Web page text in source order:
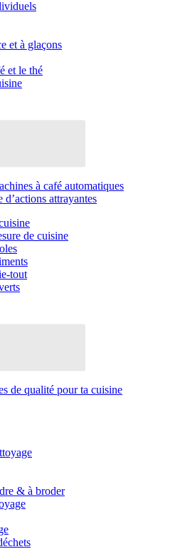
et à glaçons
et le thé
à café automatiques
attrayantes
de cuisine
tout
de qualité pour ta cuisine
& à broder